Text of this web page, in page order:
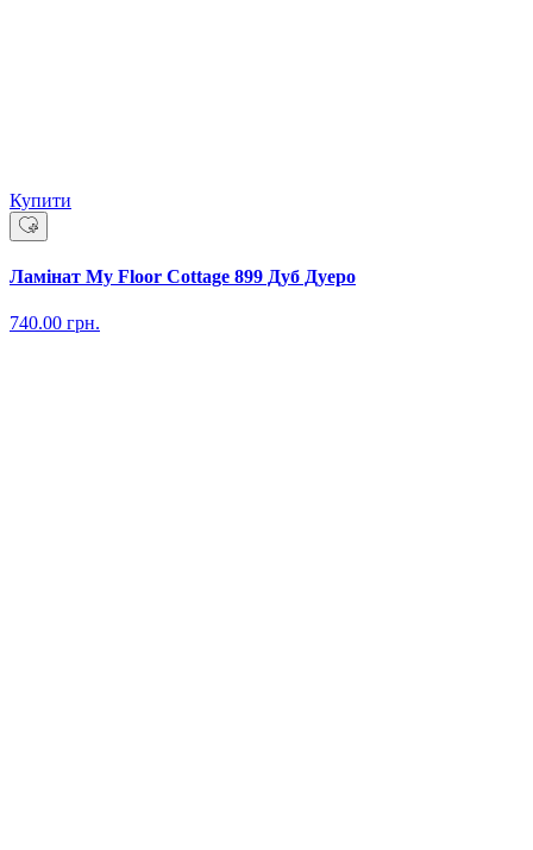
Купити
Ламінат My Floor Cottage 899 Дуб Дуеро
740.00 грн.